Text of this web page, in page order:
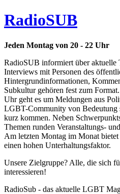
RadioSUB
Jeden Montag von 20 - 22 Uhr
RadioSUB informiert über
Interviews mit Personen des
Hintergrundinformationen,
Subkultur gehören fest zum
Uhr geht es um Meldungen aus
LGBT-Community von Bedeutung
kurz kommen. Neben
Themen runden Veranstaltungs-
Am letzten Montag im Monat
einen hohen Unterhaltungsfaktor.
Unsere Zielgruppe? Alle, die sich
interessieren!
RadioSub - das aktuelle LGBT